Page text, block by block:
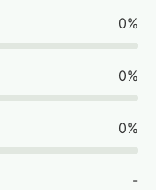
0%
0%
0%
-